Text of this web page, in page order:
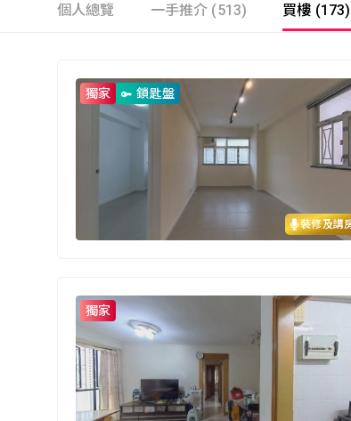
個人總覽 一手推介 (513) 買樓 (173)
裝修及講
獨家 鎖匙盤
獨家